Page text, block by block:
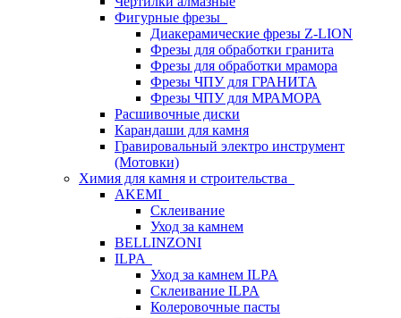
Фигурные фрезы
Диакерамические фрезы Z-LION
Фрезы для обработки гранита
Фрезы для обработки мрамора
Фрезы ЧПУ для ГРАНИТА
Фрезы ЧПУ для МРАМОРА
Расшивочные диски
Карандаши для камня
Гравировальный электро инструмент
(Мотовки)
Химия для камня и строительства
AKEMI
Склеивание
Уход за камнем
BELLINZONI
ILPA
Уход за камнем ILPA
Склеивание ILPA
Колеровочные пасты